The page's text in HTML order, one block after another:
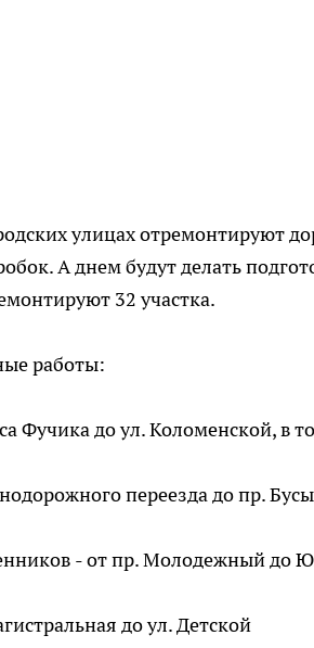
улицах отремонтируют
А днем будут делать
32 участка.
работы:
Фучика до ул. Коломенской, в
переезда до пр.
- от пр. Молодежный до
до ул. Детской